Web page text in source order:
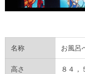
名称 お風呂
高さ ８４